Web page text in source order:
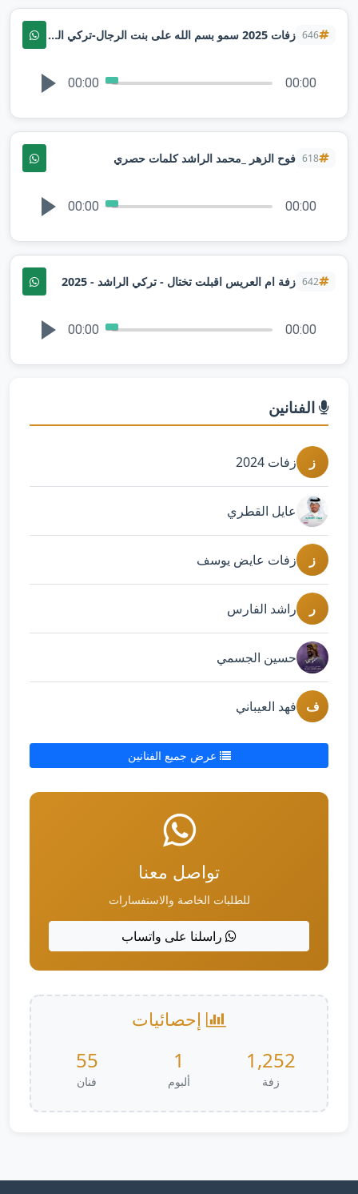
646 زفات 2025 سمو بسم الله على بنت الرجال-تركي الراشد
00:00 00:00
618 فوح الزهر _محمد الراشد كلمات حصري
00:00 00:00
642 زفة ام العريس اقبلت تختال - تركي الراشد - 2025⁩
00:00 00:00
الفنانين
ز زفات 2024
عايل القطري
ز زفات عايض يوسف
ر راشد الفارس
حسين الجسمي
ف فهد العيباني
عرض جميع الفنانين
تواصل معنا
للطلبات الخاصة والاستفسارات
راسلنا على واتساب
إحصائيات
1,252
زفة
1
ألبوم
55
فنان